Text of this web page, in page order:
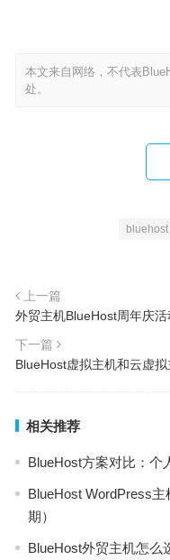
本文来自网络，不代表
处。
bluehost
上一篇
外贸主机BlueHost周年庆
下一篇
BlueHost虚拟主机和云虚
相关推荐
BlueHost方案对比：个
BlueHost WordPress
期）
BlueHost外贸主机怎么